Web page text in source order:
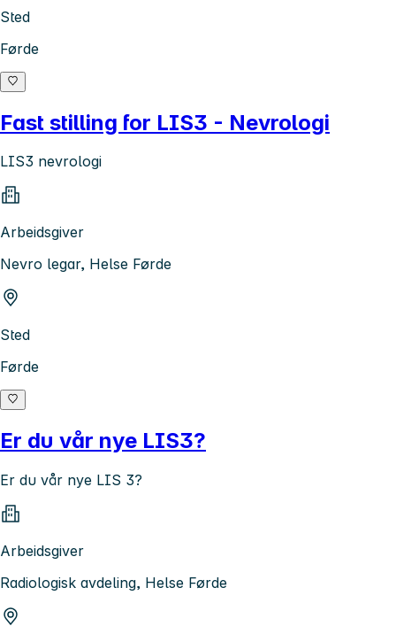
Sted
Førde
Fast stilling for LIS3 - Nevrologi
LIS3 nevrologi
Arbeidsgiver
Nevro legar, Helse Førde
Sted
Førde
Er du vår nye LIS3?
Er du vår nye LIS 3?
Arbeidsgiver
Radiologisk avdeling, Helse Førde